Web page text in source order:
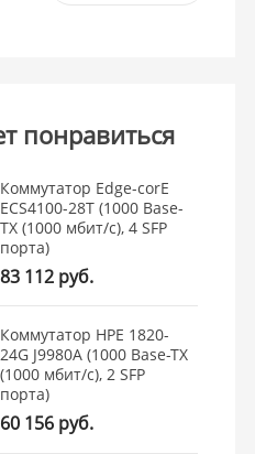
понравиться
Коммутатор Edge-corE
ECS4100-28T (1000 Base-
TX (1000 мбит/с), 4 SFP
порта)
83 112 руб.
Коммутатор HPE 1820-
24G J9980A (1000 Base-TX
(1000 мбит/с), 2 SFP
порта)
60 156 руб.